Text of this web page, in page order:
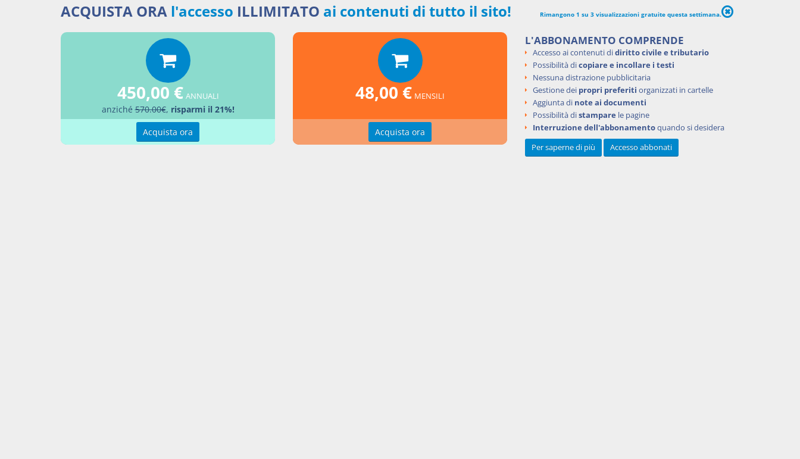
diritti immobiliari, si reputa che l'atto abdicativo debba essere effettuata per
iscritto (cfr. Cass.Civ. Sez.II,1261/95; Cass.Civ. Sez.II, 8878/00).
top3
CAPOZZI, Successioni e donazioni, Milano, 2002
PALAZZO, Torino, Comm. al cod.civ. dir. da Cendon, 1999
Prassi collegate
ACQUISTA ORA l'accesso ILLIMITATO ai contenuti di tutto il sito! Rimangono 1 su 3 visualizzazioni gratuite questa settimana.
450,00 € ANNUALI
anziché570.00€, risparmi il 21%!
Acquista ora
48,00 € MENSILI
Acquista ora
L'ABBONAMENTO COMPRENDE
Accesso ai contenuti didiritto civile e tributario
Possibilità dicopiare e incollare i testi
Nessuna distrazione pubblicitaria
Gestione dei propri preferiti organizzati in cartelle
Aggiunta di note ai documenti
Possibilità distampare le pagine
Interruzione dell'abbonamentoquando si desidera
Per saperne di più
Accesso abbonati